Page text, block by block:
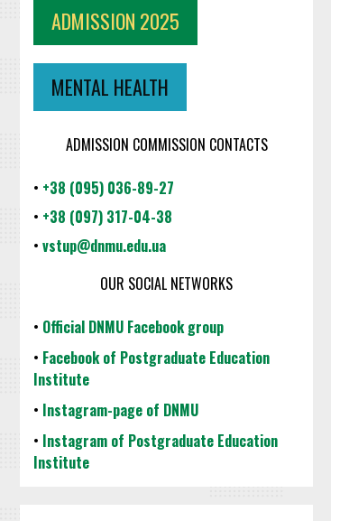
ADMISSION 2025
MENTAL HEALTH
ADMISSION COMMISSION CONTACTS
• +38 (095) 036-89-27
• +38 (097) 317-04-38
• vstup@dnmu.edu.ua
OUR SOCIAL NETWORKS
• Official DNMU Facebook group
• Facebook of Postgraduate Education
Institute
• Instagram-page of DNMU
• Instagram of Postgraduate Education
Institute